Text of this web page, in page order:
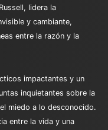
lidera la
y cambiante,
entre la razón y la
impactantes y un
inquietantes sobre la
miedo a lo desconocido.
entre la vida y una